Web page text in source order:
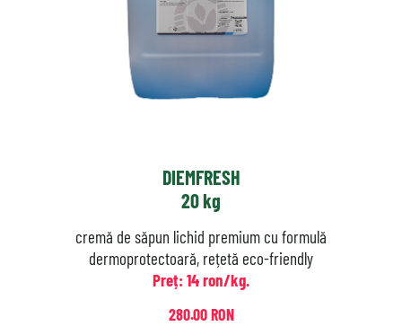
DIEMFRESH
20 kg
cremă de săpun lichid premium cu formulă
dermoprotectoară, rețetă eco-friendly
Preț: 14 ron/kg.
280.00 RON